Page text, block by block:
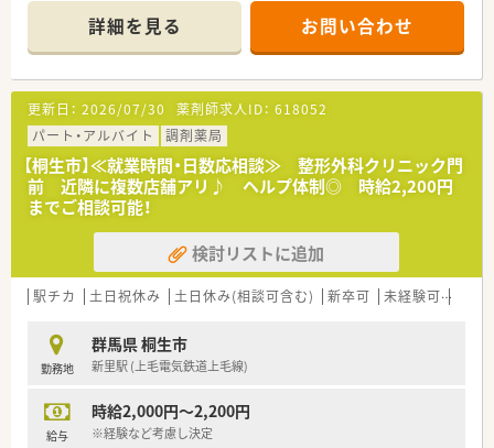
■患者さまの目線に立った薬局を創りあげることを理念に
地域に根ざしたかかりるけ薬局への推進に取り組んでおりま
す。
詳細を見る お問い合わせ
更新日： 2026/07/30 薬剤師求人ID： 618052
パート・アルバイト
調剤薬局
【桐生市】≪就業時間・日数応相談≫ 整形外科クリニック門
前 近隣に複数店舗アリ♪ ヘルプ体制◎ 時給2,200円
までご相談可能！
検討リストに追加
駅チカ 土日祝休み 土日休み(相談可含む) 新卒可 未経験可
勤務地
群馬県 桐生市
新里駅 (上毛電気鉄道上毛線)
給与
時給2,000円～2,200円
※経験など考慮し決定